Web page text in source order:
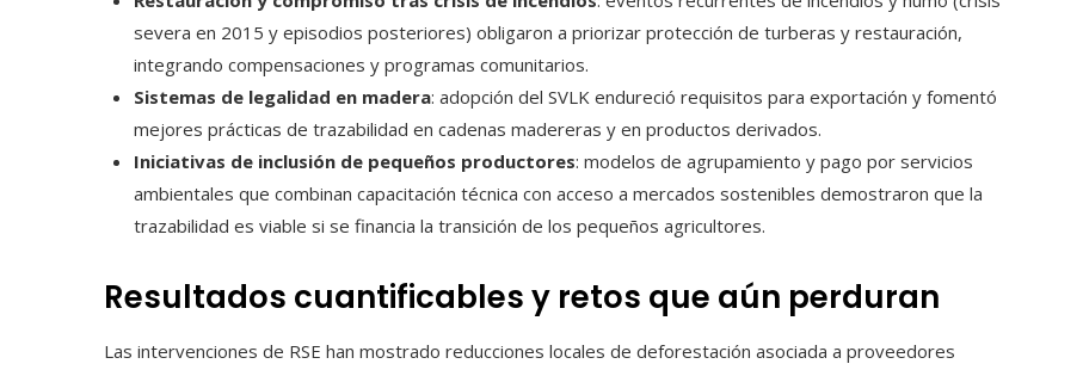
severa en 2015 y episodios posteriores) obligaron a priorizar protección de turberas y restauración,
integrando compensaciones y programas comunitarios.
Sistemas de legalidad en madera: adopción del SVLK endureció requisitos para exportación y fomentó
mejores prácticas de trazabilidad en cadenas madereras y en productos derivados.
Iniciativas de inclusión de pequeños productores: modelos de agrupamiento y pago por servicios
ambientales que combinan capacitación técnica con acceso a mercados sostenibles demostraron que la
trazabilidad es viable si se financia la transición de los pequeños agricultores.
Resultados cuantificables y retos que aún perduran
Las intervenciones de RSE han mostrado reducciones locales de deforestación asociada a proveedores